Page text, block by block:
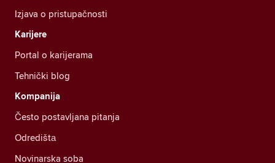
Izjava o pristupačnosti
Karijere
Portal o karijerama
Tehnički blog
Kompanija
Često postavljana pitanja
Odredištа
Novinarska soba